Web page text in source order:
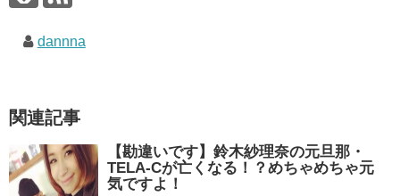
dannna
関連記事
【勘違いです】鈴木紗理奈の元旦那・
TELA-Cが亡くなる！？めちゃめちゃ元
気ですよ！